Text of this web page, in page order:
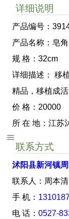
详细说明
产品编号：
产品名称：皂角
规 格：32cm
详细描述： 移
精品，移植成活
价 格：20000
所 在 地：江苏
联系方式
沭阳县新河镇
联系人：周本清
手 机：
电 话： 0527-